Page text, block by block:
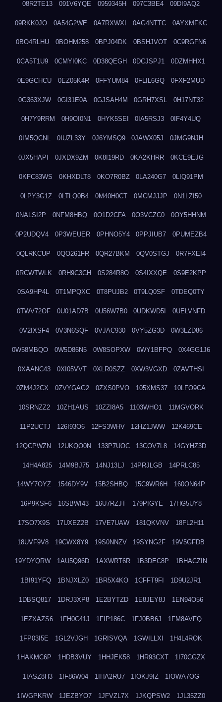
08R2TE13 091V6YQE 0959345H 097C3BE4 09DI9AQ2
09RKK0JO 0A54G2WE 0A7RXWXI 0AG4NTTC 0AYXMFKC
0BO4RLHU 0BOHM258 0BPJ04DK 0BSHJVOT 0C9RGFN6
0CA5T1U9 0CMYI0KC 0D38QEGH 0DCJSPJ1 0DZMHHX1
0E9GCHCU 0EZ05K4R 0FFYUM84 0FLIL6GQ 0FXF2MUD
0G363XJW 0GI31E0A 0GJSAH4M 0GRH7XSL 0H17NT32
0H7Y9RRM 0H9OI0N1 0HYK5SEI 0IA5RSJ3 0IF4Y4UQ
0IM5QCNL 0IUZL33Y 0J6YMSQ9 0JAWX05J 0JMG9NJH
0JX5HAPI 0JXDX9ZM 0K8I19RD 0KA2KHRR 0KCE9EJG
0KFC83WS 0KHXDLT8 0KO7R0BZ 0LA240G7 0LIQ91PM
0LPY3G1Z 0LTLQ0B4 0M40H0CT 0MCMJJJP 0N1LZI50
0NALSI2P 0NFM8HBQ 0O1D2CFA 0O3VCZC0 0OY5HHNM
0P2UDQV4 0P3WEUER 0PHNO5Y4 0PPJIUB7 0PUMEZB4
0QLRKCUP 0QO261FR 0QR27BKM 0QV0STGJ 0R7FXEI4
0RCWTWLK 0RH9C3CH 0S284R8O 0S4IXXQE 0S9E2KPP
0SA9HP4L 0T1MPQXC 0T8PUJB2 0T9LQ0SF 0TDEQ0TY
0TWV72OF 0U01AD7B 0U56W7B0 0UDKWD5I 0UELVNFD
0V2IXSF4 0V3N6SQF 0VJAC930 0VY5ZG3D 0W3LZD86
0W58MBQO 0W5D86N5 0W8SOPXW 0WY1BFPQ 0X4GG1J6
0XAANC43 0XI05VVT 0XLR0SZZ 0XW3VGXD 0ZAVTHSI
0ZM4J2CX 0ZVYGAG2 0ZXS0PVO 105XMS37 10LFO9CA
10SRNZZ2 10ZH1AUS 10ZZI8A5 1103WHO1 11MGVORK
11P2UCTJ 126I93O6 12FS3WHV 12HZ1JWW 12K469CE
12QCPWZN 12UKQO0N 133P7UOC 13COV7L8 14GYHZ3D
14H4A825 14M9BJ75 14NJ13LJ 14PRJLGB 14PRLC85
14WY7OYZ 1546DY9V 15B2SHBQ 15C9WR6H 160ON64P
16P9KSF6 16SBWI43 16U7RZJT 179PIGYE 17HG5UY8
17SO7X9S 17UXEZ2B 17VE7UAW 181QKVNV 18FL2H11
18UVF9V8 19CWX8Y9 19S0NNZV 19SYNG2F 19V5GFDB
19YDYQRW 1AU5Q96D 1AXWRT6R 1B3DEC8P 1BHACZIN
1BI91YFQ 1BNJXLZ0 1BR5X4KO 1CFFT9FI 1D9U2JR1
1DBSQ817 1DRJ3XP8 1E2BYTZD 1E8JEY8J 1EN94O56
1EZXAZS6 1FH0C41J 1FIP186C 1FJ0BB6J 1FM8AVFQ
1FP03I5E 1GL2VJGH 1GRISVQA 1GWILLXI 1H4L4ROK
1HAKMC6P 1HDB3VUY 1HHJEK58 1HR93CXT 1I70CGZX
1IASZ8H3 1IF86W04 1IHA2RU7 1IOKJ9IZ 1IOWA7OG
1IWGPKRW 1JEZBYO7 1JFVZL7X 1JKQPSW2 1JL35ZZ0